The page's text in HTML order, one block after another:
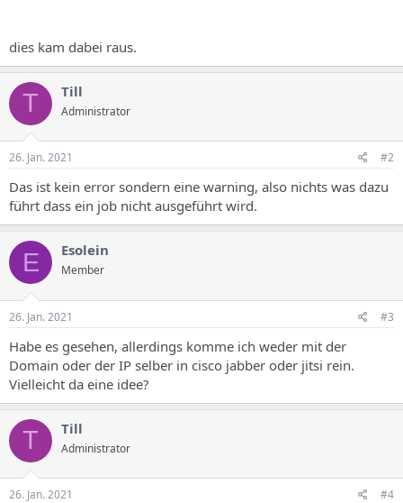
dies kam dabei raus.
T Till
Administrator
26. Jan. 2021 #2
Das ist kein error sondern eine warning, also nichts was dazu
führt dass ein job nicht ausgeführt wird.
E Esolein
Member
26. Jan. 2021 #3
Habe es gesehen, allerdings komme ich weder mit der
Domain oder der IP selber in cisco jabber oder jitsi rein.
Vielleicht da eine idee?
T Till
Administrator
26. Jan. 2021 #4